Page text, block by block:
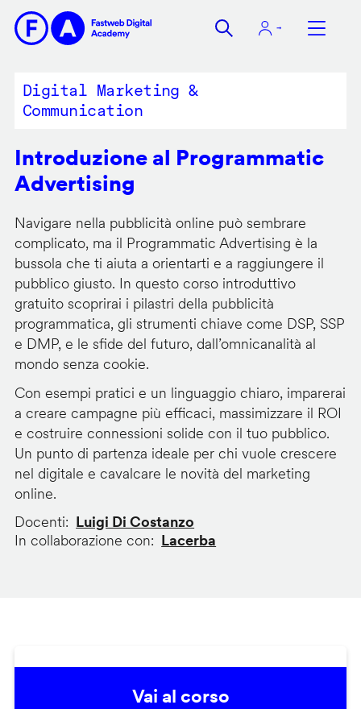
contenuto
Digital Marketing &
Communication
Introduzione al Programmatic
Advertising
Navigare nella pubblicità online può sembrare
complicato, ma il Programmatic Advertising è la
bussola che ti aiuta a orientarti e a raggiungere il
pubblico giusto. In questo corso introduttivo
gratuito scoprirai i pilastri della pubblicità
programmatica, gli strumenti chiave come DSP, SSP
e DMP, e le sfide del futuro, dall’omnicanalità al
mondo senza cookie.
Con esempi pratici e un linguaggio chiaro, imparerai
a creare campagne più efficaci, massimizzare il ROI
e costruire connessioni solide con il tuo pubblico.
Un punto di partenza ideale per chi vuole crescere
nel digitale e cavalcare le novità del marketing
online.
Docenti
Luigi Di Costanzo
In collaborazione con
Lacerba
Vai al corso